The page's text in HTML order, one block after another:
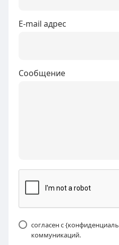
E-mail адрес
Сообщение
согласен с
коммуникаций.